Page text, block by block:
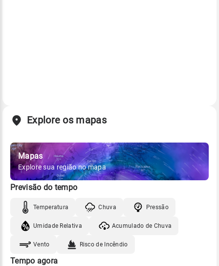
Explore os mapas
Mapas
Explore sua região no mapa
Previsão do tempo
Temperatura Chuva Pressão
Umidade Relativa Acumulado de Chuva
Vento Risco de Incêndio
Tempo agora